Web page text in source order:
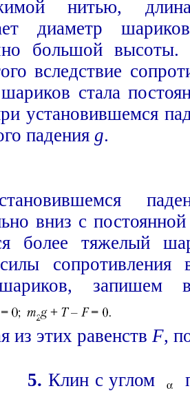
нитью,
диаметр
большой высоты.
вследствие
стала
установившемся
падения g.
вниз с
более тяжелый
сопротивления
запишем
из этих равенств F,
5. Клин с углом